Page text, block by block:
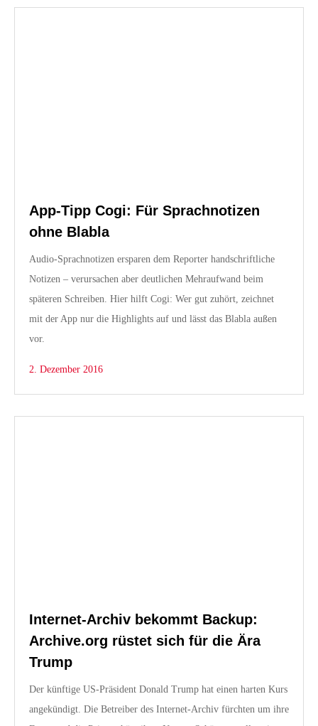
App-Tipp Cogi: Für Sprachnotizen
ohne Blabla
Audio-Sprachnotizen ersparen dem Reporter handschriftliche
Notizen – verursachen aber deutlichen Mehraufwand beim
späteren Schreiben. Hier hilft Cogi: Wer gut zuhört, zeichnet
mit der App nur die Highlights auf und lässt das Blabla außen
vor.
2. Dezember 2016
Internet-Archiv bekommt Backup:
Archive.org rüstet sich für die Ära
Trump
Der künftige US-Präsident Donald Trump hat einen harten Kurs
angekündigt. Die Betreiber des Internet-Archiv fürchten um ihre